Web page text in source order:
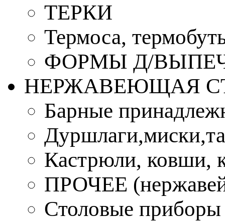
ТЕРКИ
Термоса,
ФОРМЫ Д/
НЕРЖАВЕЮЩАЯ
Барные
Кастрюли, ковши,
ПРОЧЕЕ
Столовые приборы